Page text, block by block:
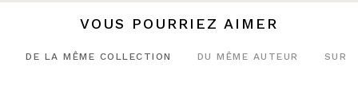
VOUS POURRIEZ AIMER
DE LA MÊME COLLECTION DU MÊME AUTEUR SUR